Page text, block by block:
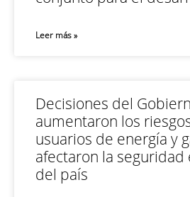
Leer más »
Decisiones del
aumentaron los
usuarios de energía y
afectaron la seguridad
del país